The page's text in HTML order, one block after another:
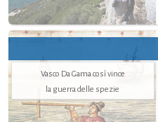
Vasco Da Gama così vince
la guerra delle spezie